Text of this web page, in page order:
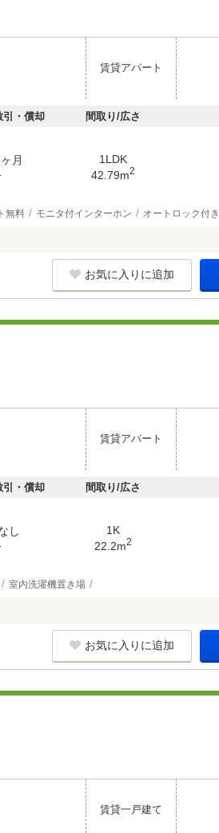
賃貸アパート
・償却 間取り/広さ
月
1LDK
42.79m2
無料 モニタ付インターホン オートロック付き
お気に入りに追加
賃貸アパート
・償却 間取り/広さ
し
1K
22.2m2
室内洗濯機置き場
お気に入りに追加
賃貸一戸建て